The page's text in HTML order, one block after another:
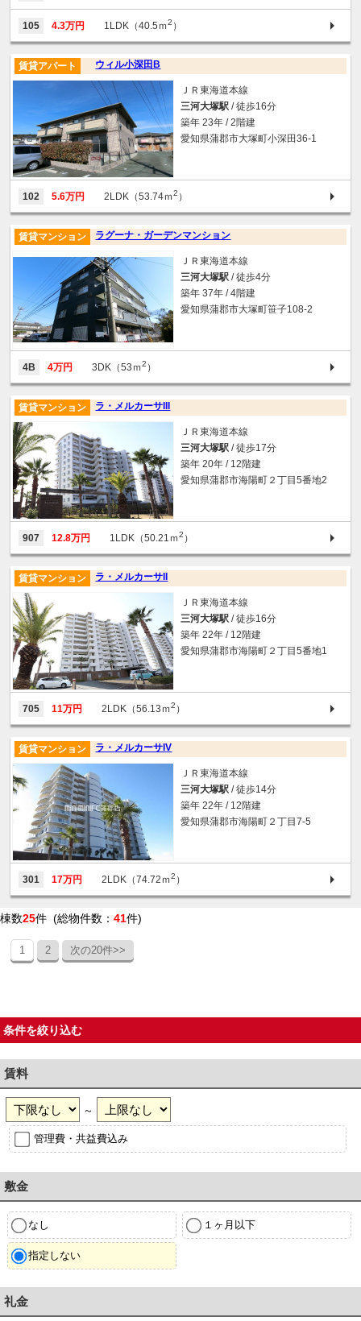
105 4.3万円 1LDK（40.5ｍ2 ）
ウィル小深田B
賃貸アパート
ＪＲ東海道本線
三河大塚駅 / 徒歩16分
築年 23年 / 2階建
愛知県蒲郡市大塚町小深田36-1
102 5.6万円 2LDK（53.74ｍ2 ）
ラグーナ・ガーデンマンション
賃貸マンション
ＪＲ東海道本線
三河大塚駅 / 徒歩4分
築年 37年 / 4階建
愛知県蒲郡市大塚町笹子108-2
4B 4万円 3DK（53ｍ2 ）
ラ・メルカーサIII
賃貸マンション
ＪＲ東海道本線
三河大塚駅 / 徒歩17分
築年 20年 / 12階建
愛知県蒲郡市海陽町２丁目5番地2
907 12.8万円 1LDK（50.21ｍ2 ）
ラ・メルカーサII
賃貸マンション
ＪＲ東海道本線
三河大塚駅 / 徒歩16分
築年 22年 / 12階建
愛知県蒲郡市海陽町２丁目5番地1
705 11万円 2LDK（56.13ｍ2 ）
ラ・メルカーサIV
賃貸マンション
ＪＲ東海道本線
三河大塚駅 / 徒歩14分
築年 22年 / 12階建
愛知県蒲郡市海陽町２丁目7-5
301 17万円 2LDK（74.72ｍ2 ）
棟数25件 (総物件数： 41件)
1 2 次の20件>>
条件を絞り込む
賃料
～
管理費・共益費込み
敷金
なし １ヶ月以下
指定しない
礼金